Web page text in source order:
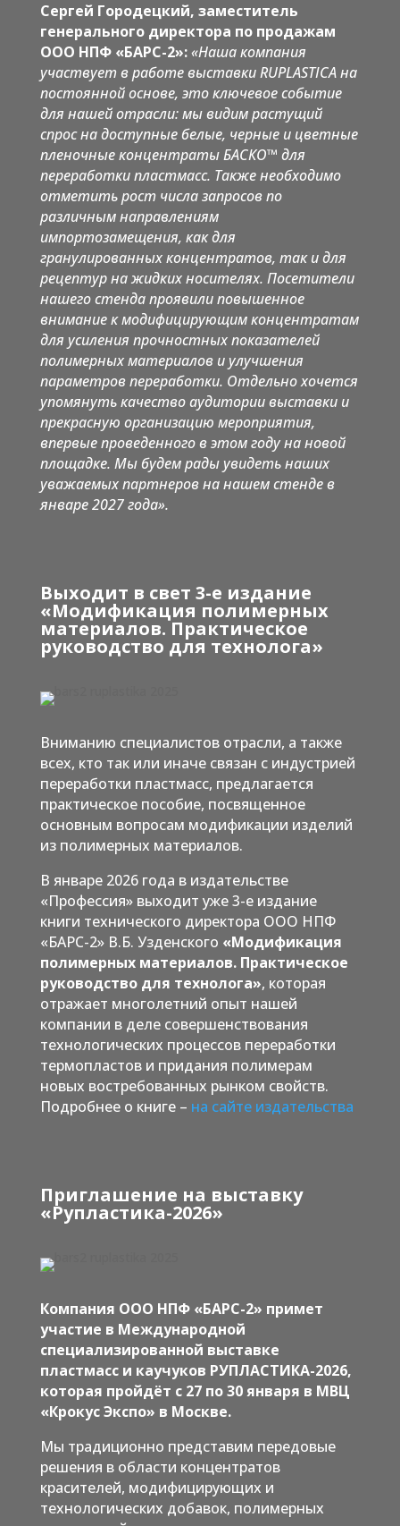
Сергей Городецкий, заместитель
генерального директора по продажам
ООО НПФ «БАРС-2»:«Наша компания
участвует в работе выставки RUPLASTICA на
постоянной основе, это ключевое событие
для нашей отрасли: мы видим растущий
спрос на доступные белые, черные и цветные
пленочные концентраты БАСКО™ для
переработки пластмасс. Также необходимо
отметить рост числа запросов по
различным направлениям
импортозамещения, как для
гранулированных концентратов, так и для
рецептур на жидких носителях. Посетители
нашего стенда проявили повышенное
внимание к модифицирующим концентратам
для усиления прочностных показателей
полимерных материалов и улучшения
параметров переработки. Отдельно хочется
упомянуть качество аудитории выставки и
прекрасную организацию мероприятия,
впервые проведенного в этом году на новой
площадке. Мы будем рады увидеть наших
уважаемых партнеров на нашем стенде в
январе 2027 года».
Выходит в свет 3-е издание
«Модификация полимерных
материалов. Практическое
руководство для технолога»
Вниманию специалистов отрасли, а также
всех, кто так или иначе связан с индустрией
переработки пластмасс, предлагается
практическое пособие, посвященное
основным вопросам модификации изделий
из полимерных материалов.
В январе 2026 года в издательстве
«Профессия» выходит уже 3-е издание
книги технического директора ООО НПФ
«БАРС-2» В.Б. Узденского «Модификация
полимерных материалов. Практическое
руководство для технолога», которая
отражает многолетний опыт нашей
компании в деле совершенствования
технологических процессов переработки
термопластов и придания полимерам
новых востребованных рынком свойств.
Подробнее о книге – на сайте издательства
Приглашение на выставку
«Рупластика-2026»
Компания ООО НПФ «БАРС-2» примет
участие в Международной
специализированной выставке
пластмасс и каучуков РУПЛАСТИКА-2026,
которая пройдёт с 27 по 30 января в МВЦ
«Крокус Экспо» в Москве.
Мы традиционно представим передовые
решения в области концентратов
красителей, модифицирующих и
технологических добавок, полимерных